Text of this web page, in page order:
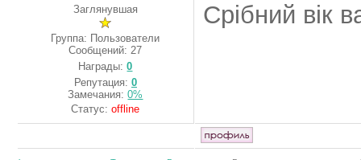
Заглянувшая
Группа: Пользователи
Сообщений: 27
Награды:0
Репутация: 0
Замечания:0%
Статус:offline
Срібний вік